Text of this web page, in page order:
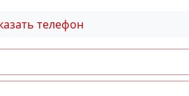
телефон